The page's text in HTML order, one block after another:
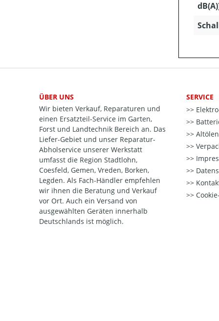
ÜBER UNS
Wir bieten Verkauf, Reparaturen und
einen Ersatzteil-Service im Garten,
Forst und Landtechnik Bereich an. Das
Liefer-Gebiet und unser Reparatur-
Abholservice unserer Werkstatt
umfasst die Region Stadtlohn,
Coesfeld, Gemen, Vreden, Borken,
Legden. Als Fach-Händler empfehlen
wir ihnen die Beratung und Verkauf
vor Ort. Auch ein Versand von
ausgewählten Geräten innerhalb
Deutschlands ist möglich.
SERVICE